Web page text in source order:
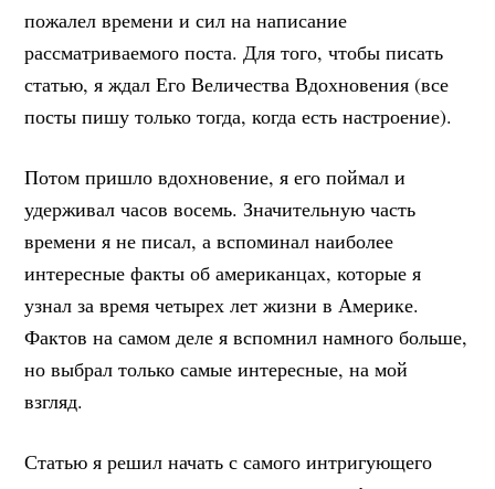
пожалел времени и сил на написание
рассматриваемого поста. Для того, чтобы писать
статью, я ждал Его Величества Вдохновения (все
посты пишу только тогда, когда есть настроение).
Потом пришло вдохновение, я его поймал и
удерживал часов восемь. Значительную часть
времени я не писал, а вспоминал наиболее
интересные факты об американцах, которые я
узнал за время четырех лет жизни в Америке.
Фактов на самом деле я вспомнил намного больше,
но выбрал только самые интересные, на мой
взгляд.
Статью я решил начать с самого интригующего